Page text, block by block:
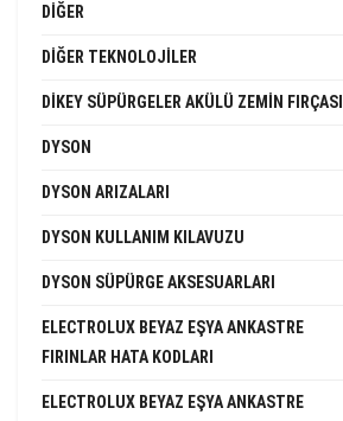
DIĞER
DIĞER TEKNOLOJILER
DIKEY SÜPÜRGELER AKÜLÜ ZEMIN FIRÇASI
DYSON
DYSON ARIZALARI
DYSON KULLANIM KILAVUZU
DYSON SÜPÜRGE AKSESUARLARI
ELECTROLUX BEYAZ EŞYA ANKASTRE
FIRINLAR HATA KODLARI
ELECTROLUX BEYAZ EŞYA ANKASTRE